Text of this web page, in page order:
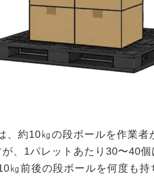
約10㎏の段ボールを作業者
、1パレットあたり30〜40
㎏前後の段ボールを何度も